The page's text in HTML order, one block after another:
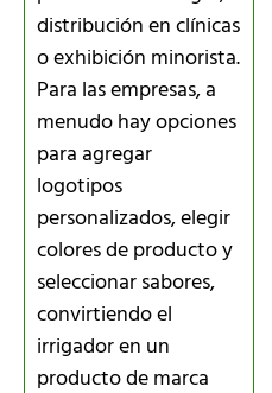
distribución en clínicas
o exhibición minorista.
Para las empresas, a
menudo hay opciones
para agregar
logotipos
personalizados, elegir
colores de producto y
seleccionar sabores,
convirtiendo el
irrigador en un
producto de marca